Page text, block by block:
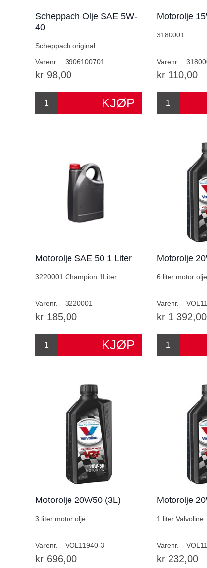
Scheppach Olje SAE 5W-
40
Scheppach original
Varenr.
3906100701
kr 98,00
Motorolje
3180001
Varenr.
kr 110,00
Motorolje SAE 50 1 Liter
3220001 Champion 1Liter
Varenr. 3220001
kr 185,00
Motorolje
6 liter motor olje.
Varenr.
kr 1 392,00
Motorolje 20W50 (3L)
3 liter motor olje
Varenr. VOL11940-3
kr 696,00
Motorolje
1 liter Valvoline
Varenr.
kr 232,00